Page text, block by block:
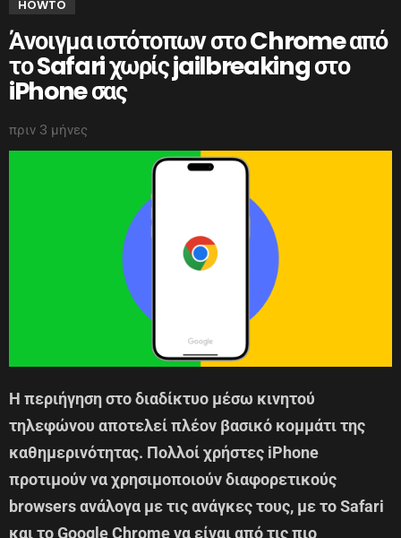
HOWTO
Άνοιγμα ιστότοπων στο Chrome από
το Safari χωρίς jailbreaking στο
iPhone σας
πριν 3 μήνες
Η περιήγηση στο διαδίκτυο μέσω κινητού
τηλεφώνου αποτελεί πλέον βασικό κομμάτι της
καθημερινότητας. Πολλοί χρήστες iPhone
προτιμούν να χρησιμοποιούν διαφορετικούς
browsers ανάλογα με τις ανάγκες τους, με το Safari
και το Google Chrome να είναι από τις πιο